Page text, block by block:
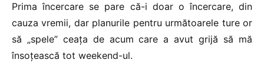
Prima încercare se pare că-i doar o încercare, din
cauza vremii, dar planurile pentru următoarele ture or
să „spele” ceața de acum care a avut grijă să mă
însoțească tot weekend-ul.